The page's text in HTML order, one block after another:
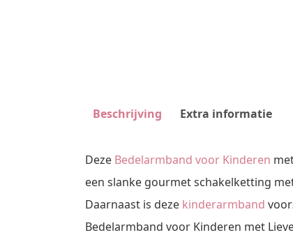
Beschrijving Extra informatie
Deze Bedelarmband voor Kinderen
een slanke gourmet schakelketting
Daarnaast is deze kinderarmband
Bedelarmband voor Kinderen met